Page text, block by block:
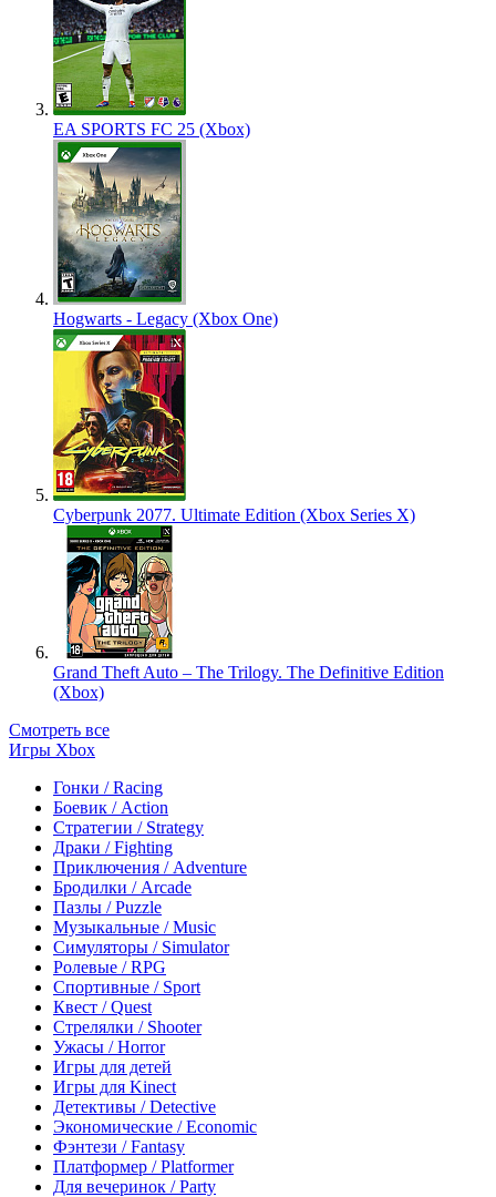
EA SPORTS FC 25 (Xbox)
Hogwarts - Legacy (Xbox One)
Cyberpunk 2077. Ultimate Edition (Xbox Series X)
Grand Theft Auto – The Trilogy. The Definitive Edition
(Xbox)
Смотреть все
Игры Xbox
Гонки / Racing
Боевик / Action
Стратегии / Strategy
Драки / Fighting
Приключения / Adventure
Бродилки / Arcade
Пазлы / Puzzle
Музыкальные / Music
Симуляторы / Simulator
Ролевые / RPG
Спортивные / Sport
Квест / Quest
Стрелялки / Shooter
Ужасы / Horror
Игры для детей
Игры для Kinect
Детективы / Detective
Экономические / Economic
Фэнтези / Fantasy
Платформер / Platformer
Для вечеринок / Party